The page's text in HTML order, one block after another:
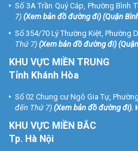
Số 3A Trần Quý Cáp, Phường Bình
7) (Xem bản đồ đường đi) (Quận
Số 354/70 Lý Thường Kiệt, Phường
Thứ 7) (Xem bản đồ đường đi)
KHU VỰC MIỀN TRUNG
Tỉnh Khánh Hòa
Số 02 Chung cư Ngô Gia Tự,
đến Thứ 7) (Xem bản đồ đường đi).
KHU VỰC MIỀN BẮC
Tp. Hà Nội